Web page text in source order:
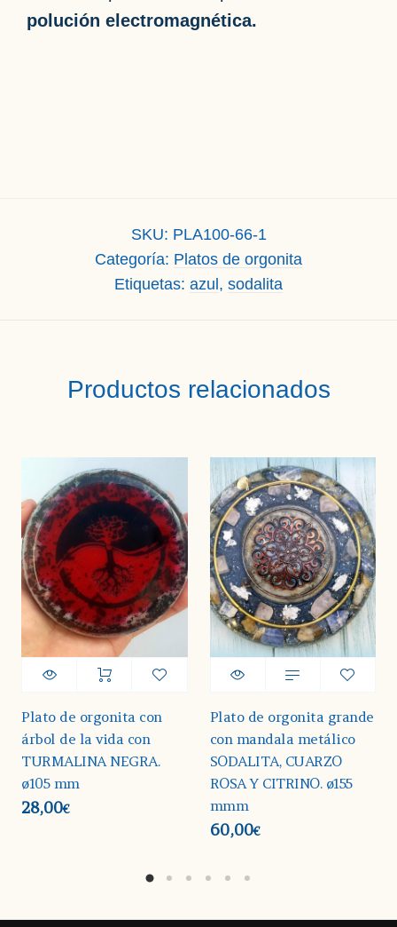
polución electromagnética.
SKU: PLA100-66-1
Categoría: Platos de orgonita
Etiquetas: azul, sodalita
Productos relacionados
Plato de orgonita con
árbol de la vida con
TURMALINA NEGRA.
ø105 mm
28,00€
Plato de orgonita grande
con mandala metálico
SODALITA, CUARZO
ROSA Y CITRINO. ø155
mmm
60,00€